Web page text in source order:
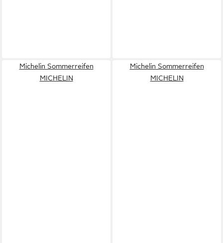
Michelin Sommerreifen
MICHELIN
Michelin Sommerreifen
MICHELIN